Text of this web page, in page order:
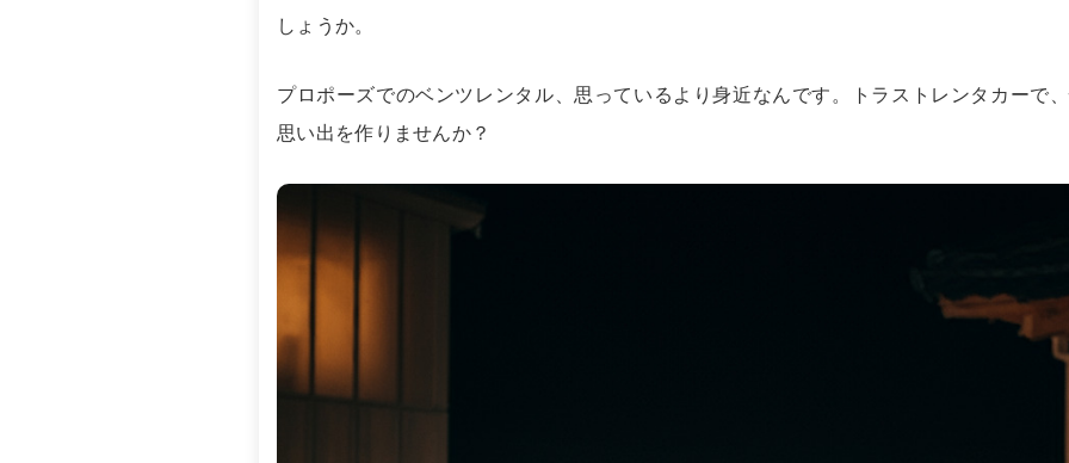
しょうか。
プロポーズでのベンツレンタル、思っているより身近なんです。トラストレンタカーで
思い出を作りませんか？